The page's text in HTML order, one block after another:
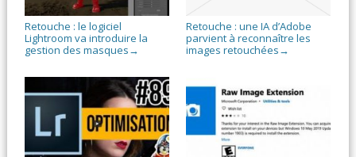
Retouche : le logiciel
Lightroom va introduire la
gestion des masques →
Retouche : une IA d’Adobe
parvient à reconnaître les
images retouchées →